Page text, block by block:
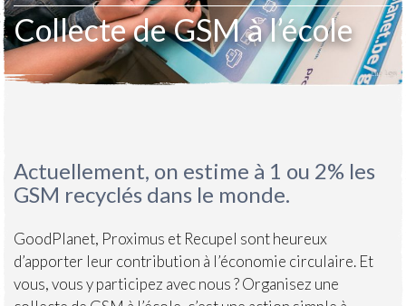
Collecte de GSM à l’école
Actuellement, on estime à 1 ou 2% les
GSM recyclés dans le monde.
GoodPlanet, Proximus et Recupel sont heureux
d’apporter leur contribution à l’économie circulaire. Et
vous, vous y participez avec nous ? Organisez une